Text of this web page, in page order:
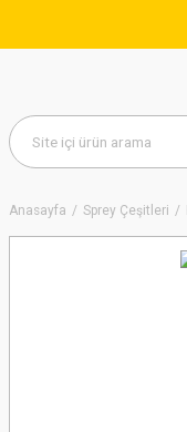
Anasayfa Sprey Çeşitleri